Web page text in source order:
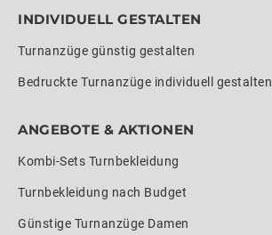
INDIVIDUELL GESTALTEN
Turnanzüge günstig gestalten
Bedruckte Turnanzüge individuell gestalten
ANGEBOTE & AKTIONEN
Kombi-Sets Turnbekleidung
Turnbekleidung nach Budget
Günstige Turnanzüge Damen